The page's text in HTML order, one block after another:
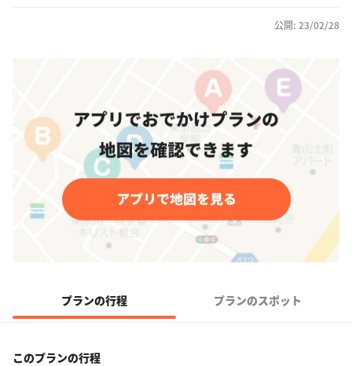
公開: 23/02/28
プランの行程 プランのスポット
このプランの行程